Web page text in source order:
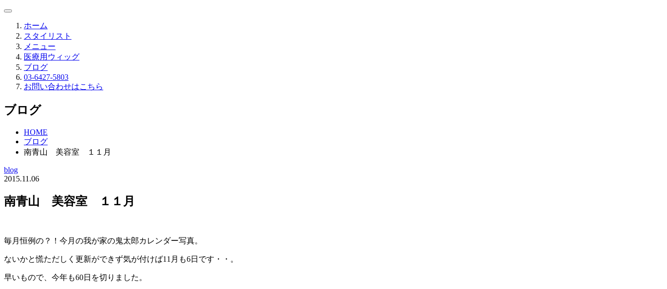
ホーム
スタイリスト
メニュー
医療用ウィッグ
ブログ
03-6427-5803
お問い合わせはこちら
ブログ
HOME
ブログ
南青山 美容室 １１月
blog
2015.11.06
南青山 美容室 １１月
毎月恒例の？！今月の我が家の鬼太郎カレンダー写真。
ないかと慌ただしく更新ができず気が付けば11月も6日です・・。
早いもので、今年も60日を切りました。